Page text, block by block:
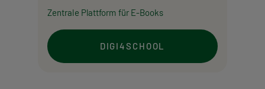
Zentrale Plattform für E-Books
DIGI4SCHOOL